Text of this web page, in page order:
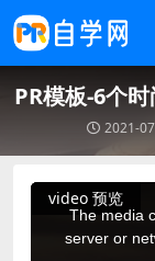
PR模板-6个
2021-
video 预览
This
The media
server or